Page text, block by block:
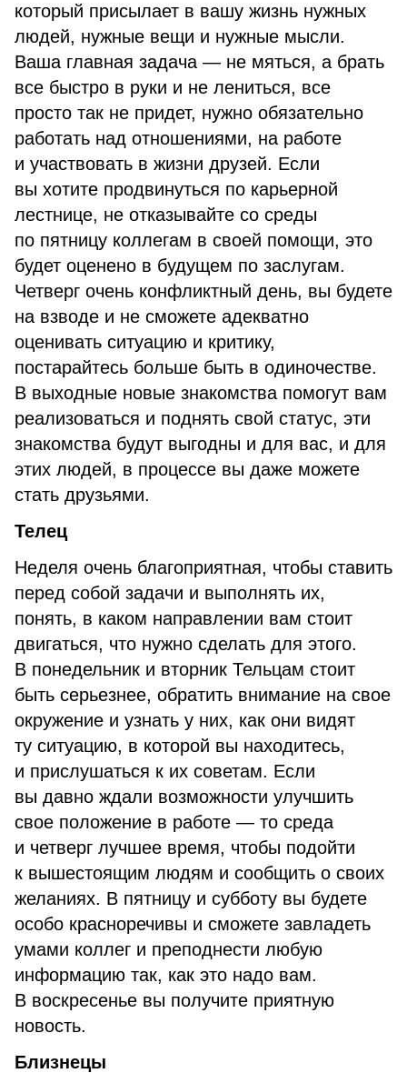
который присылает в вашу жизнь нужных
людей, нужные вещи и нужные мысли.
Ваша главная задача — не мяться, а брать
все быстро в руки и не лениться, все
просто так не придет, нужно обязательно
работать над отношениями, на работе
и участвовать в жизни друзей. Если
вы хотите продвинуться по карьерной
лестнице, не отказывайте со среды
по пятницу коллегам в своей помощи, это
будет оценено в будущем по заслугам.
Четверг очень конфликтный день, вы будете
на взводе и не сможете адекватно
оценивать ситуацию и критику,
постарайтесь больше быть в одиночестве.
В выходные новые знакомства помогут вам
реализоваться и поднять свой статус, эти
знакомства будут выгодны и для вас, и для
этих людей, в процессе вы даже можете
стать друзьями.
Телец
Неделя очень благоприятная, чтобы ставить
перед собой задачи и выполнять их,
понять, в каком направлении вам стоит
двигаться, что нужно сделать для этого.
В понедельник и вторник Тельцам стоит
быть серьезнее, обратить внимание на свое
окружение и узнать у них, как они видят
ту ситуацию, в которой вы находитесь,
и прислушаться к их советам. Если
вы давно ждали возможности улучшить
свое положение в работе — то среда
и четверг лучшее время, чтобы подойти
к вышестоящим людям и сообщить о своих
желаниях. В пятницу и субботу вы будете
особо красноречивы и сможете завладеть
умами коллег и преподнести любую
информацию так, как это надо вам.
В воскресенье вы получите приятную
новость.
Близнецы